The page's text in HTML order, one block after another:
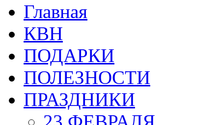
Главная
КВН
ПОДАРКИ
ПОЛЕЗНОСТИ
ПРАЗДНИКИ